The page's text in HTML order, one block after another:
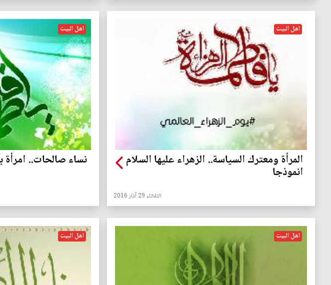
اهل البيت
المرأة ومعترك السياسة.. الزهراء عليها السلام
انموذجا
الثلاثاء 29 آذار 2016
اهل البيت
نساء صالحات..
اهل البيت اهل البيت